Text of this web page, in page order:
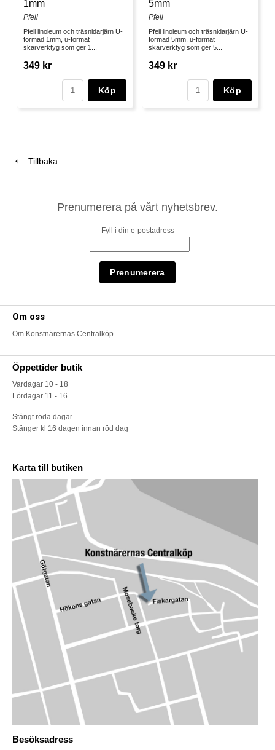
1mm
Pfeil
Pfeil linoleum och träsnidarjärn U-
formad 1mm, u-format
skärverktyg som ger 1...
349 kr
Köp
5mm
Pfeil
Pfeil linoleum och träsnidarjärn U-
formad 5mm, u-format
skärverktyg som ger 5...
349 kr
Köp
Tillbaka
Prenumerera på vårt nyhetsbrev.
Fyll i din e-postadress
Om oss
Om Konstnärernas Centralköp
Öppettider butik
Vardagar 10 - 18
Lördagar 11 - 16
Stängt röda dagar
Stänger kl 16 dagen innan röd dag
Karta till butiken
Besöksadress